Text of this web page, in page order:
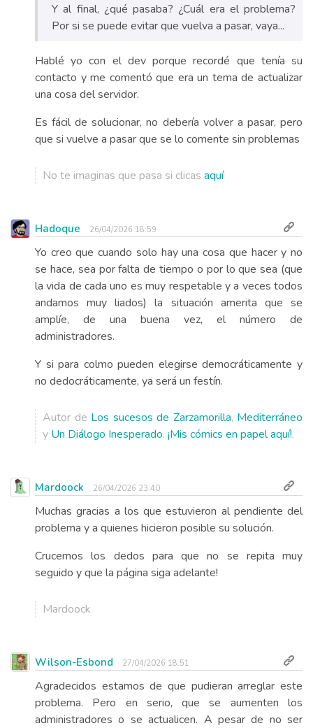
Y al final, ¿qué pasaba? ¿Cuál era el problema?
Por si se puede evitar que vuelva a pasar, vaya...
Hablé yo con el dev porque recordé que tenía su
contacto y me comentó que era un tema de actualizar
una cosa del servidor.
Es fácil de solucionar, no debería volver a pasar, pero
que si vuelve a pasar que se lo comente sin problemas
No te imaginas que pasa si clicas aquí
Hadoque 26/04/2026 18:59
Yo creo que cuando solo hay una cosa que hacer y no
se hace, sea por falta de tiempo o por lo que sea (que
la vida de cada uno es muy respetable y a veces todos
andamos muy liados) la situación amerita que se
amplíe, de una buena vez, el número de
administradores.
Y si para colmo pueden elegirse democráticamente y
no dedocráticamente, ya será un festín.
Autor de Los sucesos de Zarzamorilla, Mediterráneo
y Un Diálogo Inesperado. ¡Mis cómics en papel aquí!.
Mardoock 26/04/2026 23:40
Muchas gracias a los que estuvieron al pendiente del
problema y a quienes hicieron posible su solución.
Crucemos los dedos para que no se repita muy
seguido y que la página siga adelante!
Mardoock
Wilson-Esbond 27/04/2026 18:51
Agradecidos estamos de que pudieran arreglar este
problema. Pero en serio, que se aumenten los
administradores o se actualicen. A pesar de no ser